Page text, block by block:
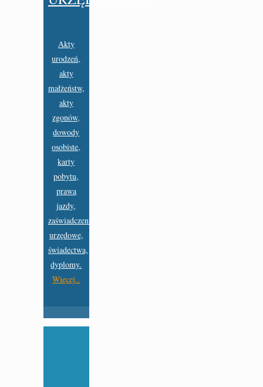
Akty
urodzeń,
akty
małżeństw,
akty
zgonów,
dowody
osobiste,
karty
pobytu,
prawa
jazdy,
zaświadczenia
urzędowe,
świadectwa,
dyplomy.
Więcej..